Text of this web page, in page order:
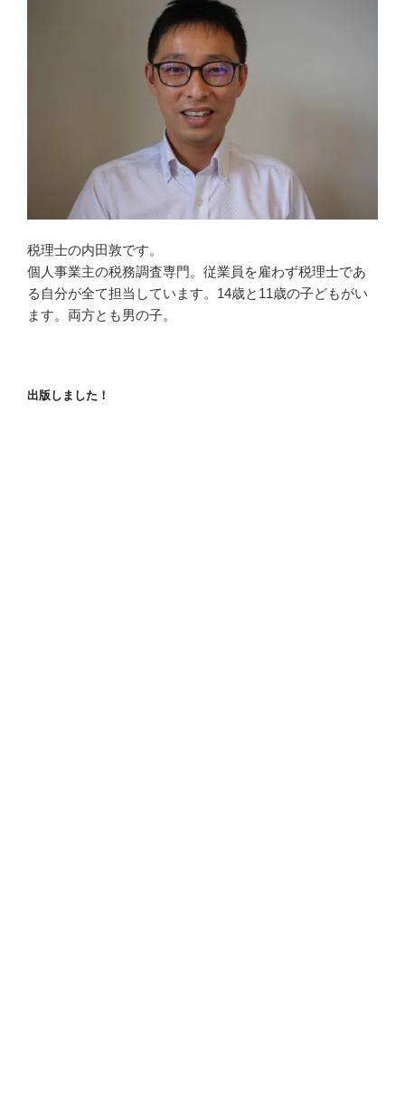
税理士の内田敦です。
個人事業主の税務調査専門。従業員を雇わず税理士であ
る自分が全て担当しています。14歳と11歳の子どもがい
ます。両方とも男の子。
出版しました！